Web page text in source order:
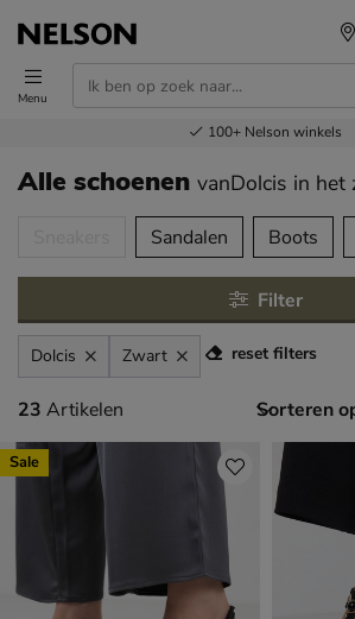
Menu
Voor 23.00u besteld,volgende
Gratisverzending en retour
Bestel nu,betaal later
100+ Nelson winkels
Alle schoenen vanDolcis in het
Sandalen Boots
Filter
Dolcis Zwart reset filters
23 artikelen
23 Artikelen Sorteren
Sale